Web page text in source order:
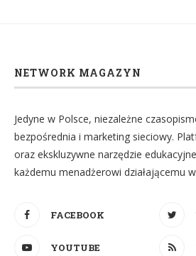
NETWORK MAGAZYN
Jedyne w Polsce, niezależne
bezpośrednia i marketing sieciowy.
oraz ekskluzywne narzędzie
każdemu menadżerowi działającemu
FACEBOOK
YOUTUBE